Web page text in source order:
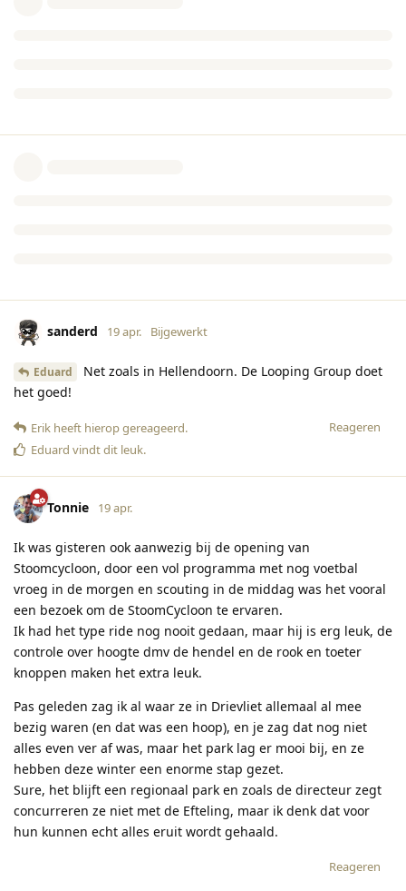
sanderd 19 apr. Bijgewerkt
Eduard
Net zoals in Hellendoorn. De Looping Group doet
het goed!
Reageren
Erik heeft hierop gereageerd.
Eduard vindt dit leuk.
Tonnie 19 apr.
Ik was gisteren ook aanwezig bij de opening van
Stoomcycloon, door een vol programma met nog voetbal
vroeg in de morgen en scouting in de middag was het vooral
een bezoek om de StoomCycloon te ervaren.
Ik had het type ride nog nooit gedaan, maar hij is erg leuk, de
controle over hoogte dmv de hendel en de rook en toeter
knoppen maken het extra leuk.
Pas geleden zag ik al waar ze in Drievliet allemaal al mee
bezig waren (en dat was een hoop), en je zag dat nog niet
alles even ver af was, maar het park lag er mooi bij, en ze
hebben deze winter een enorme stap gezet.
Sure, het blijft een regionaal park en zoals de directeur zegt
concurreren ze niet met de Efteling, maar ik denk dat voor
hun kunnen echt alles eruit wordt gehaald.
Reageren